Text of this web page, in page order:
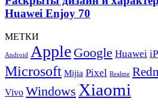
ГБ
оперативной
характеристики
смартфона
Enjoy
70
Huawei Enjoy 70
МЕТКИ
Android Apple Google Huawei
Microsoft Mijia Pixel Realme
Vivo Windows Xiaomi